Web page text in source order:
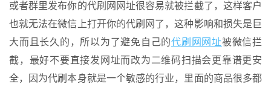
或者群里发布你的代刷网网址很容易就被拦截了，这样客户
也就无法在微信上打开你的代刷网了，这种影响和损失是巨
大而且长久的，所以为了避免自己的代刷网网址被微信拦
截，最好不要直接发网址而改为二维码扫描会更靠谱更安
全，因为代刷本身就是一个敏感的行业，里面的商品很多都